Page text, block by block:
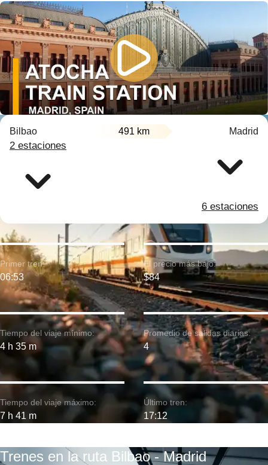
Bilbao 491 km Madrid
2 estaciones
6 estaciones
Tiempo del viaje mínimo:
4 h 35 m
Primer tren:
06:53
Tiempo del viaje máximo:
7 h 41 m
El precio más bajo:
$84
Promedio de salidas diarias:
4
Último tren:
17:12
Trenes en la ruta Bilbao - Madrid